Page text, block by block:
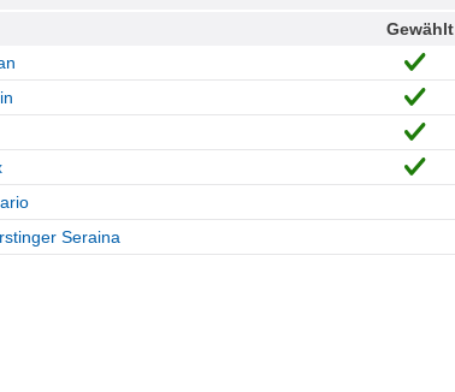
Gewählt
Seraina